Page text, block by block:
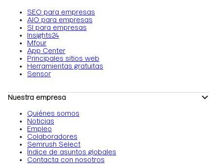
SEO para empresas
AIO para empresas
SI para empresas
Insights24
Mfour
App Center
Principales sitios web
Herramientas gratuitas
Sensor
Nuestra empresa
Quiénes somos
Noticias
Empleo
Colaboradores
Semrush Select
Índice de asuntos globales
Contacta con nosotros